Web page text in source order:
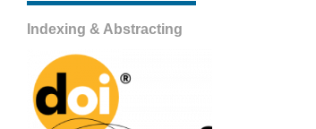
Indexing & Abstracting